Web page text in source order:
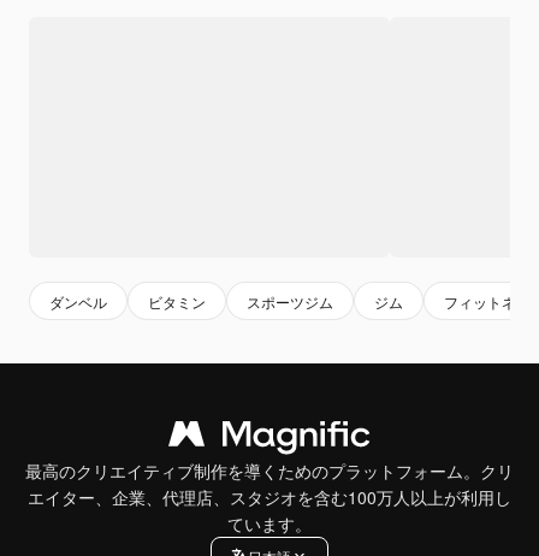
ダンベル ビタミン スポーツジム ジム フィットネス
最高のクリエイティブ制作を導くためのプラットフォーム。クリ
エイター、企業、代理店、スタジオを含む100万人以上が利用し
ています。